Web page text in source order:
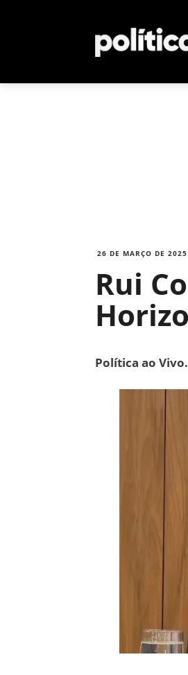
26 DE MARÇO DE
Rui
Política ao